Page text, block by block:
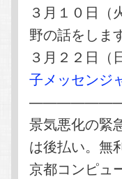
３月１０日（
野の話をしま
３月２２日（
子メッセンジ
景気悪化の
は後払い。無
京都コンピュ